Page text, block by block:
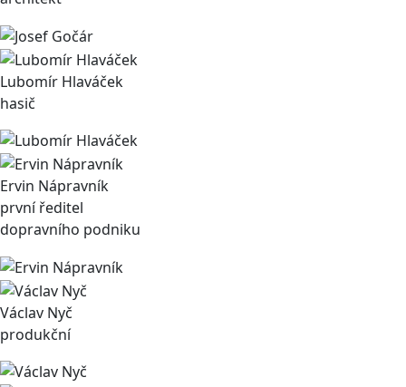
Lubomír Hlaváček
hasič
Ervin Nápravník
první ředitel
dopravního podniku
Václav Nyč
produkční